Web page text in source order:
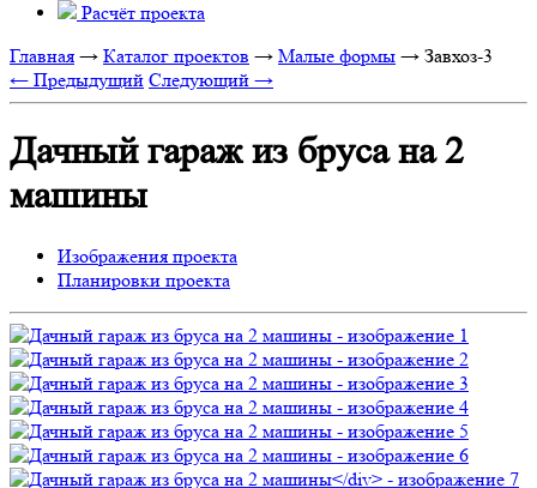
Расчёт проекта
Главная → Каталог проектов → Малые формы → Завхоз-3
← Предыдущий Следующий →
Дачный гараж из бруса на 2
машины
Изображения проекта
Планировки проекта